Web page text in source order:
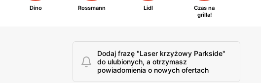
Dino Rossmann Lidl
Czas na
grilla!
Dodaj frazę "Laser krzyżowy Parkside"
do ulubionych, a otrzymasz
powiadomienia o nowych ofertach